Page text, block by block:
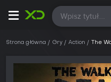
Wszystkie
Strona główna Gry Action The